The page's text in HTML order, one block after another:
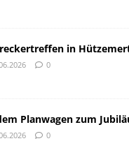
in
0
Planwagen zum
0